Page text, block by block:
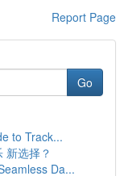
Report Page
Go
to Track...
新选择？
Da...